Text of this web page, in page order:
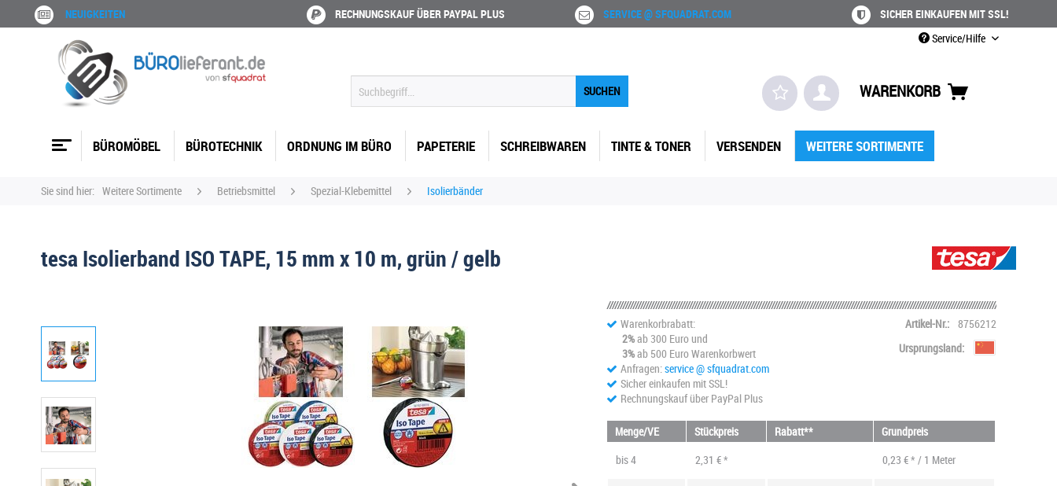
NEUIGKEITEN RECHNUNGSKAUF ÜBER PAYPAL PLUS SERVICE @ SFQUADRAT.COM
SICHER EINKAUFEN MIT SSL!
Service/Hilfe
SUCHEN WARENKORB
BÜROMÖBEL BÜROTECHNIK ORDNUNG IM BÜRO PAPETERIE SCHREIBWAREN TINTE & TONER VERSENDEN WEITERE SORTIMENTE
Sie sind hier: Weitere Sortimente Betriebsmittel Spezial-Klebemittel Isolierbänder
tesa Isolierband ISO TAPE, 15 mm x 10 m, grün / gelb
Warenkorbrabatt:
2%ab 300 Euro und
3%ab 500 Euro Warenkorbwert
Anfragen:service @ sfquadrat.com
Sicher einkaufen mit SSL!
Rechnungskauf über PayPal Plus
Artikel-Nr.: 8756212
Ursprungsland:
Menge/VE Stückpreis Rabatt**
Grundpreis
bis4 2,31 € * 0,23 € * / 1 Meter